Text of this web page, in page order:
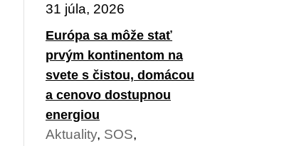
31 júla, 2026
Európa sa môže stať
prvým kontinentom na
svete s čistou, domácou
a cenovo dostupnou
energiou
Aktuality, SOS,